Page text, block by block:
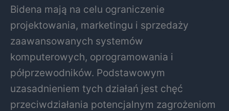
Bidena mają na celu ograniczenie
projektowania, marketingu i sprzedaży
zaawansowanych systemów
komputerowych, oprogramowania i
półprzewodników. Podstawowym
uzasadnieniem tych działań jest chęć
przeciwdziałania potencjalnym zagrożeniom